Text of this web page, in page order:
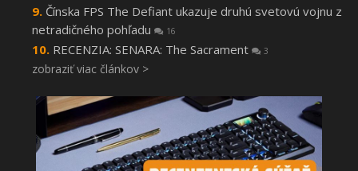
Čínska FPS The Defiant ukazuje druhú svetovú vojnu z
netradičného pohľadu
16
RECENZIA: SENARA: The Sacrament 3
zobraziť viac článkov >